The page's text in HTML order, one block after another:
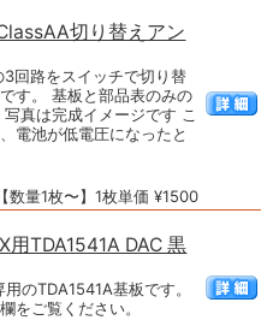
切り替えアン
回路をスイッチで切り替
す。 基板と部品表のみの
真は完成イメージです こ
電池が低電圧になったと
【数量1枚〜】1枚単価 ¥1500
用TDA1541A DAC 黒
のTDA1541A基板です。
をご覧ください。